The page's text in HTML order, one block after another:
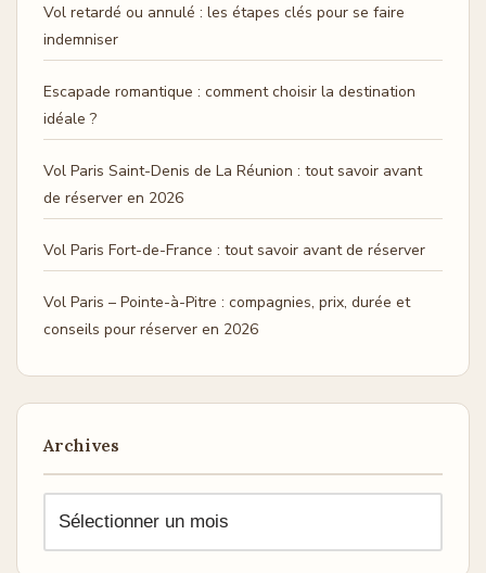
Vol retardé ou annulé : les étapes clés pour se faire
indemniser
Escapade romantique : comment choisir la destination
idéale ?
Vol Paris Saint-Denis de La Réunion : tout savoir avant
de réserver en 2026
Vol Paris Fort-de-France : tout savoir avant de réserver
Vol Paris – Pointe-à-Pitre : compagnies, prix, durée et
conseils pour réserver en 2026
Archives